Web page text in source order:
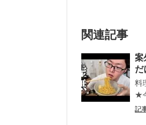
関連記事
案
だ
料
★
記